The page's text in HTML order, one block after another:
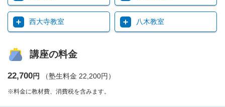
西大寺教室 八木教室
講座の料金
22,700円 （塾生料金 22,200円）
※料金に教材費、消費税を含みます。